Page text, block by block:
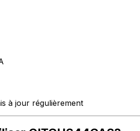
à jour régulièrement